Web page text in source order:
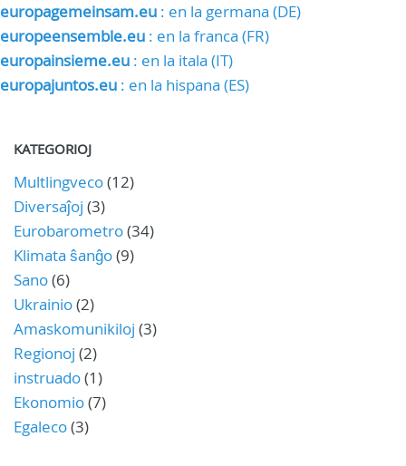
europagemeinsam.eu : en la germana (DE)
europeensemble.eu : en la franca (FR)
europainsieme.eu : en la itala (IT)
europajuntos.eu : en la hispana (ES)
KATEGORIOJ
Multlingveco(12)
Diversaĵoj (3)
Eurobarometro(34)
Klimata ŝanĝo(9)
Sano(6)
Ukrainio(2)
Amaskomunikiloj (3)
Regionoj (2)
instruado(1)
Ekonomio(7)
Egaleco(3)